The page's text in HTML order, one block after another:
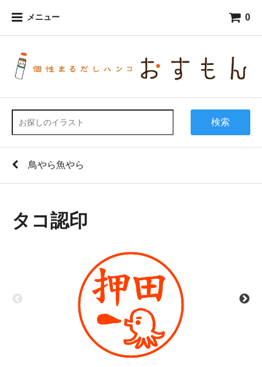
メニュー 0
検索
鳥やら魚やら
タコ認印